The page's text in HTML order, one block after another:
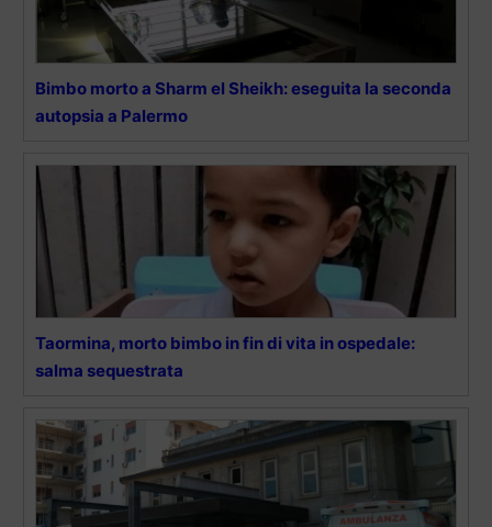
Bimbo morto a Sharm el Sheikh: eseguita la seconda
autopsia a Palermo
Taormina, morto bimbo in fin di vita in ospedale:
salma sequestrata